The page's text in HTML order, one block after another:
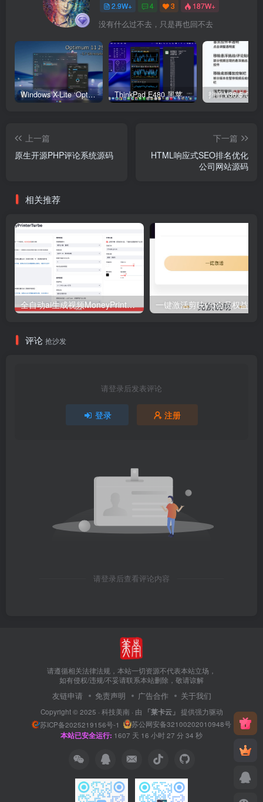
2.9W+ 4 3 187W+
没有什么过不去，只是再也回不去
Windows X-Lite ‘Optimum 11’ 25H2 Pro v2 ThinkPad E480 黑苹果完美Tahoe的EFI分享（2026.03.01更新） 抖音V36.5.0 内
上一篇
原生开源PHP评论系统源码
下一篇
HTML响应式SEO排名优化
公司网站源码
相关推荐
全自动ai生成视频MoneyPrinterTurbo源码 一键激活剪映vip会员权益-老
评论 抢沙发
请登录后发表评论
登录 注册
请登录后查看评论内容
请遵循相关法律法规，本站一切资源不代表本站立场，
如有侵权/违规/不妥请联系本站删除，敬请谅解
友链申请 免责声明 广告合作 关于我们
Copyright © 2025 · 科技美南 · 由 「莱卡云」 提供强力驱动
苏ICP备2025219156号-1
苏公网安备32100202010948号
本站已安全运行: 1607 天 16 小时27 分 34 秒